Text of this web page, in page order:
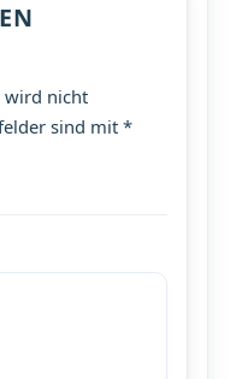
wird nicht
sind mit *